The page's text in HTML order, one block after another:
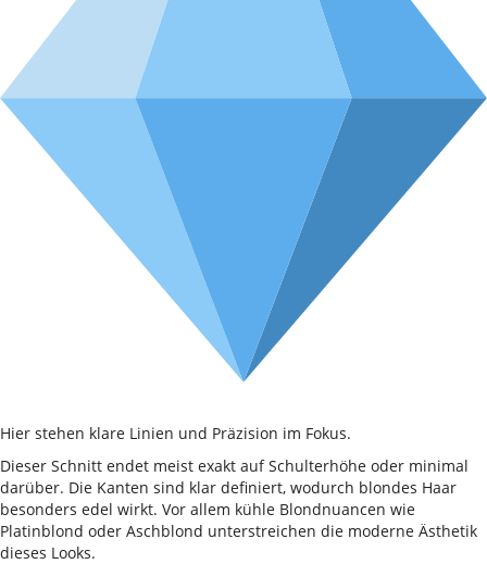
Hier stehen klare Linien und Präzision im Fokus.
Dieser Schnitt endet meist exakt auf Schulterhöhe oder minimal
darüber. Die Kanten sind klar definiert, wodurch blondes Haar
besonders edel wirkt. Vor allem kühle Blondnuancen wie
Platinblond oder Aschblond unterstreichen die moderne Ästhetik
dieses Looks.